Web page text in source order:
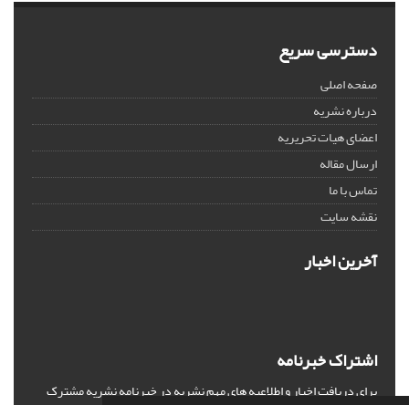
دسترسی سریع
صفحه اصلی
درباره نشریه
اعضای هیات تحریریه
ارسال مقاله
تماس با ما
نقشه سایت
آخرین اخبار
اشتراک خبرنامه
برای دریافت اخبار و اطلاعیه های مهم نشریه در خبرنامه نشریه مشترک